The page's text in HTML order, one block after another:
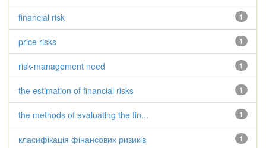
1
financial risk
1
price risks
1
risk-management need
1
the estimation of financial risks
1
the methods of evaluating the fin...
1
класифікація фінансових ризиків